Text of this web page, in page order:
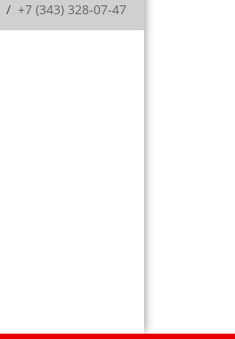
/ +7 (343) 328-07-47